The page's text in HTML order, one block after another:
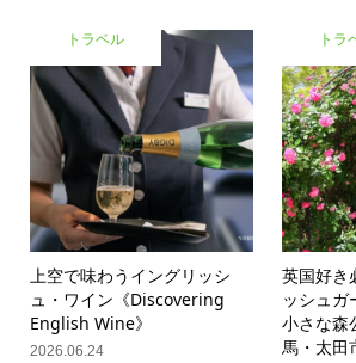
トラベル
上空で味わうイングリッシ
ュ・ワイン《Discovering
English Wine》
2026.06.24
トラ
英国好き
ッシュガ
小さな森
馬・太田